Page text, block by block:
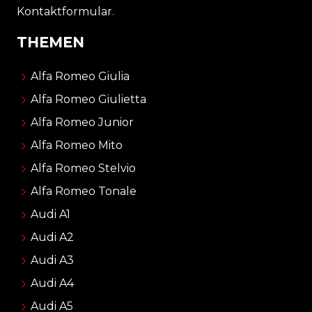
Kontaktformular.
THEMEN
Alfa Romeo Giulia
Alfa Romeo Giulietta
Alfa Romeo Junior
Alfa Romeo Mito
Alfa Romeo Stelvio
Alfa Romeo Tonale
Audi A1
Audi A2
Audi A3
Audi A4
Audi A5